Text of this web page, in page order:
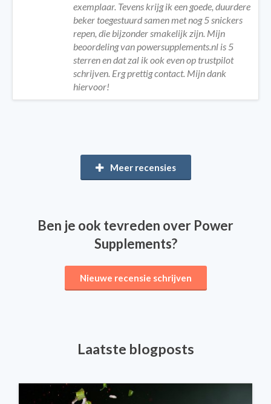
exemplaar. Tevens krijg ik een goede, duurdere
beker toegestuurd samen met nog 5 snickers
repen, die bijzonder smakelijk zijn. Mijn
beoordeling van powersupplements.nl is 5
sterren en dat zal ik ook even op trustpilot
schrijven. Erg prettig contact. Mijn dank
hiervoor!
Meer recensies
Ben je ook tevreden over Power
Supplements?
Nieuwe recensie schrijven
Laatste blogposts